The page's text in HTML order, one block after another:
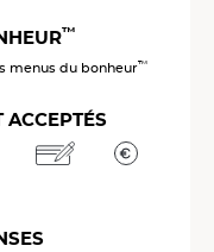
™
menus du bonheur™
ACCEPTÉS